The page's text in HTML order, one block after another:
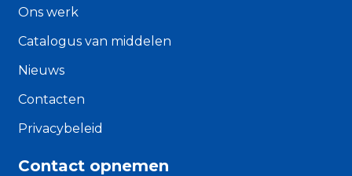
Ons werk
Catalogus van middelen
Nieuws
Contacten
Privacybeleid
Contact opnemen